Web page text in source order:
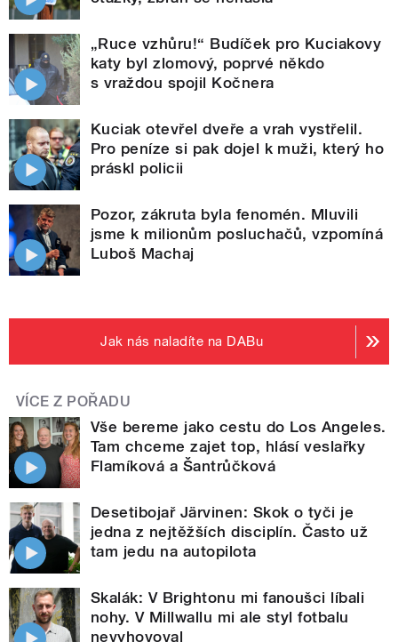
„Ruce vzhůru!“ Budíček pro Kuciakovy
katy byl zlomový, poprvé někdo
s vraždou spojil Kočnera
Kuciak otevřel dveře a vrah vystřelil.
Pro peníze si pak dojel k muži, který ho
práskl policii
Pozor, zákruta byla fenomén. Mluvili
jsme k milionům posluchačů, vzpomíná
Luboš Machaj
Jak nás naladíte na DABu
VÍCE Z POŘADU
Vše bereme jako cestu do Los Angeles.
Tam chceme zajet top, hlásí veslařky
Flamíková a Šantrůčková
Desetibojař Järvinen: Skok o tyči je
jedna z nejtěžších disciplín. Často už
tam jedu na autopilota
Skalák: V Brightonu mi fanoušci líbali
nohy. V Millwallu mi ale styl fotbalu
nevyhovoval